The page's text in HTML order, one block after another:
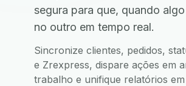
segura para que, quando
no outro em tempo real.
Sincronize clientes, pedidos,
e Zrexpress, dispare ações em
trabalho e unifique relatórios